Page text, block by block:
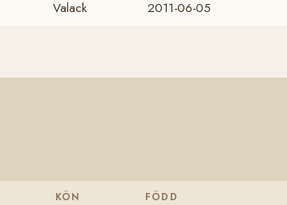
Valack 2011-06-05
KÖN FÖDD